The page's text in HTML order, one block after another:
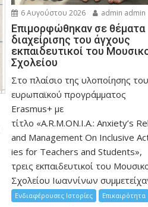
6 Αυγούστου 2026 admin admin
Eπιμορφώθηκαν σε θέματα
διαχείρισης του άγχους
εκπαιδευτικοί του
Σχολείου
Στο πλαίσιο της υλοποίησης του
ευρωπαϊκού προγράμματος
Erasmus+ με
τίτλο «A.R.M.ON.I.A.: Anxiety’s
and Management On Inclusive
ies for Teachers and Students»,
τρεις εκπαιδευτικοί του
Σχολείου Ιωαννίνων
Ενδιαφέρουσες Ιστορίες Επικαιρότητα